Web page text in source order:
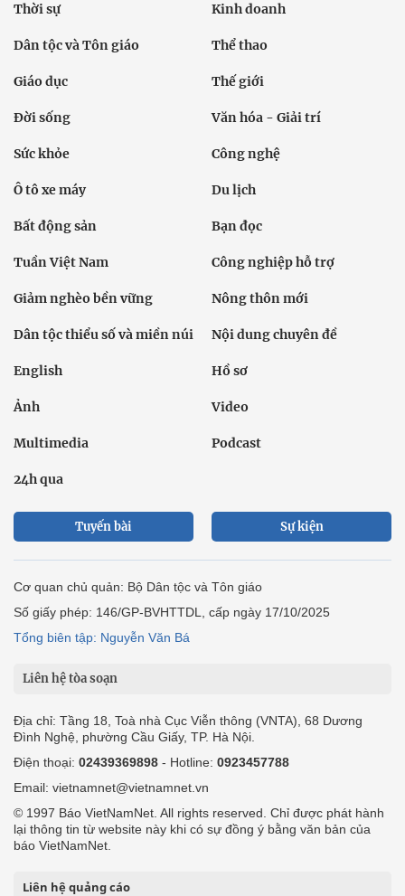
Thời sự Kinh doanh
Dân tộc và Tôn giáo Thể thao
Giáo dục Thế giới
Đời sống Văn hóa - Giải trí
Sức khỏe Công nghệ
Ô tô xe máy Du lịch
Bất động sản Bạn đọc
Tuần Việt Nam Công nghiệp hỗ trợ
Giảm nghèo bền vững Nông thôn mới
Dân tộc thiểu số và miền núi Nội dung chuyên đề
English Hồ sơ
Ảnh Video
Multimedia Podcast
24h qua
Tuyến bài Sự kiện
Cơ quan chủ quản: Bộ Dân tộc và Tôn giáo
Số giấy phép: 146/GP-BVHTTDL, cấp ngày 17/10/2025
Tổng biên tập: Nguyễn Văn Bá
Liên hệ tòa soạn
Địa chỉ: Tầng 18, Toà nhà Cục Viễn thông (VNTA), 68 Dương
Đình Nghệ, phường Cầu Giấy, TP. Hà Nội.
Điện thoại: 02439369898 - Hotline: 0923457788
Email: vietnamnet@vietnamnet.vn
© 1997 Báo VietNamNet. All rights reserved. Chỉ được phát hành
lại thông tin từ website này khi có sự đồng ý bằng văn bản của
báo VietNamNet.
Liên hệ quảng cáo